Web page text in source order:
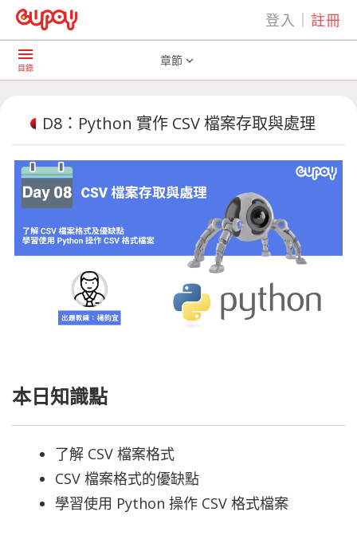
登入 ｜註冊
AI共學社群play_arrow D8：Python 實作 CSV 檔案存取與處理
menu
目錄
章節 expand_more
D8：Python 實作 CSV 檔案存取與處理
本日知識點
了解 CSV 檔案格式
CSV 檔案格式的優缺點
學習使用 Python 操作 CSV 格式檔案